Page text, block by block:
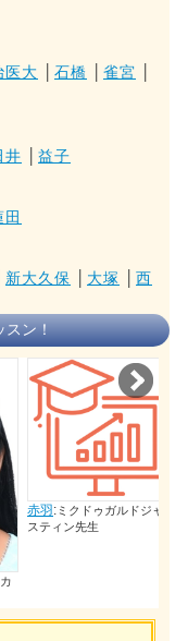
医大 石橋 雀宮
井
益子
田
新大久保 大塚
西
スン！
ミクドゥガルドジャ
ン先生